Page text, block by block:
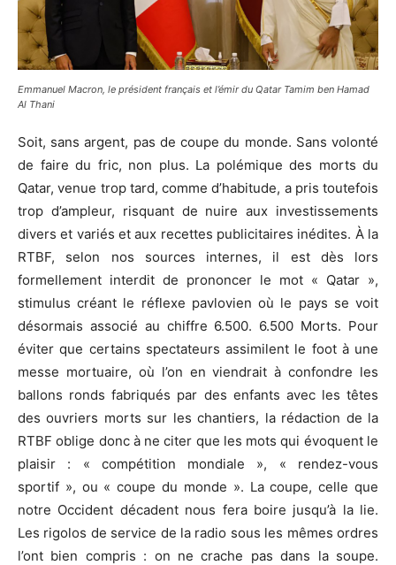
Emmanuel Macron, le président français et l’émir du Qatar Tamim ben Hamad
Al Thani
Soit, sans argent, pas de coupe du monde. Sans volonté
de faire du fric, non plus. La polémique des morts du
Qatar, venue trop tard, comme d’habitude, a pris toutefois
trop d’ampleur, risquant de nuire aux investissements
divers et variés et aux recettes publicitaires inédites. À la
RTBF, selon nos sources internes, il est dès lors
formellement interdit de prononcer le mot « Qatar »,
stimulus créant le réflexe pavlovien où le pays se voit
désormais associé au chiffre 6.500. 6.500 Morts. Pour
éviter que certains spectateurs assimilent le foot à une
messe mortuaire, où l’on en viendrait à confondre les
ballons ronds fabriqués par des enfants avec les têtes
des ouvriers morts sur les chantiers, la rédaction de la
RTBF oblige donc à ne citer que les mots qui évoquent le
plaisir : « compétition mondiale », « rendez-vous
sportif », ou « coupe du monde ». La coupe, celle que
notre Occident décadent nous fera boire jusqu’à la lie.
Les rigolos de service de la radio sous les mêmes ordres
l’ont bien compris : on ne crache pas dans la soupe.